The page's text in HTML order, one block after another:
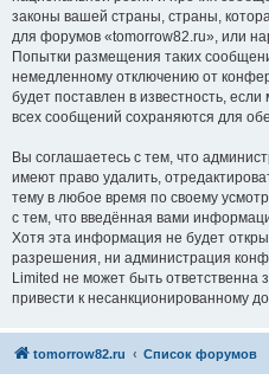
законы вашей страны, страны,
для форумов «tomorrow82.ru», или
Попытки размещения таких
немедленному отключению от
будет поставлен в известность,
всех сообщений сохраняются для
Вы соглашаетесь с тем, что
имеют право удалить,
тему в любое время по своему
с тем, что введённая вами
Хотя эта информация не будет
разрешения, ни администрация
Limited не может быть ответственна
привести к несанкционированному
tomorrow82.ru Список форумов